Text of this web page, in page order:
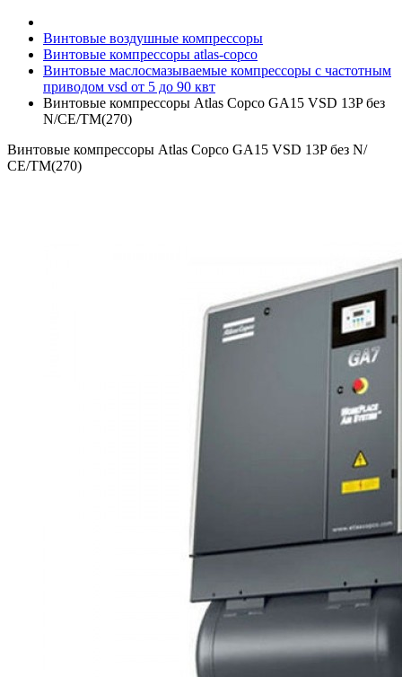
Винтовые воздушные компрессоры
Винтовые компрессоры atlas-copco
Винтовые маслосмазываемые компрессоры с частотным
приводом vsd от 5 до 90 квт
Винтовые компрессоры Atlas Copco GA15 VSD 13P без
N/СЕ/TM(270)
Винтовые компрессоры Atlas Copco GA15 VSD 13P без N/
СЕ/TM(270)